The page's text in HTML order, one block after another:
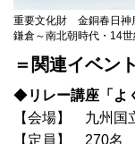
重要文化財 金銅春日神
鎌倉～南北朝時代・14
＝関連イベン
◆リレー講座「よ
【会場】 九州国
【定員】 270名